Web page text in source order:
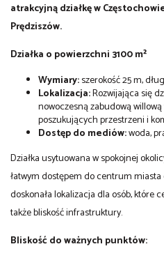
atrakcyjną działkę w
Prędziszów.
Działka o powierzchni 3100 m²
Wymiary:szerokość 25 m,
Lokalizacja:Rozwijająca się
nowoczesną zabudową
poszukujących przestrzeni i
Dostęp do mediów:woda,
Działka usytuowana w spokojnej
łatwym dostępem do centrum
doskonała lokalizacja dla osób, które
także bliskość infrastruktury.
Bliskość do ważnych punktów: